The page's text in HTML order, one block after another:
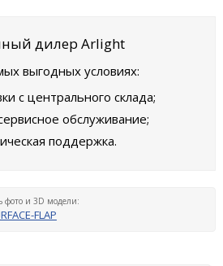
дилер Arlight
выгодных условиях:
с центрального склада;
обслуживание;
поддержка.
фото и 3D модели:
FLAP